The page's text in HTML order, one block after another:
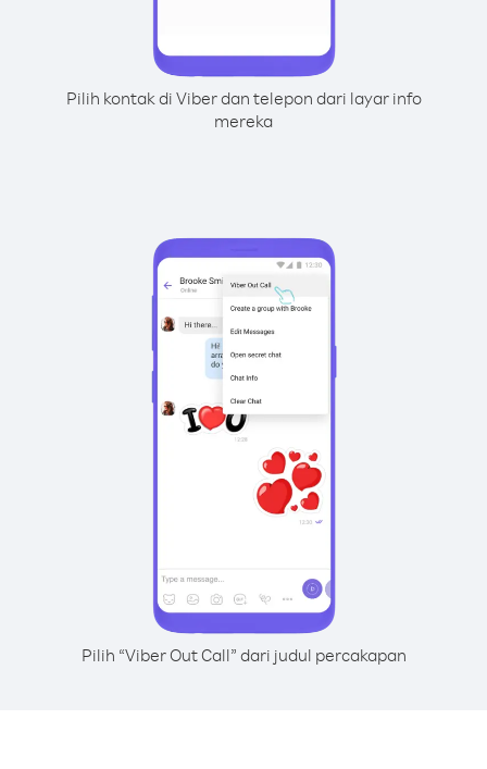
Pilih kontak di Viber dan telepon dari layar info
mereka
Pilih “Viber Out Call” dari judul percakapan